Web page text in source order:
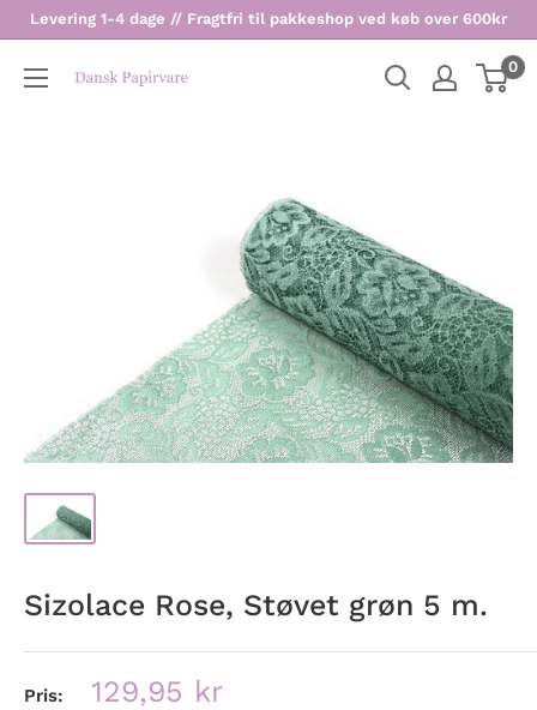
Levering 1-4 dage // Fragtfri til pakkeshop ved køb over 600kr
Dansk
0
Sizolace Rose, Støvet grøn 5 m.
Pris: Udsalgspris
129,95 kr